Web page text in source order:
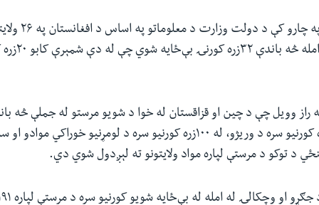
پېښو ته د رسېدو په
وروستیو جګړو
سره د غنمو، ۴۲زره کورنیو سره د وریژو، له ۱۰۰زره کورنیو سره د لومړنیو
د توکو د مرستې لپاره مواد ولایتونو ته لېږدول شوي دي.